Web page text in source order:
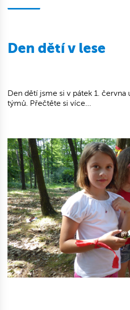
Den dětí v lese
Den dětí jsme si v pátek 1. června
týmů. Přečtěte si více...